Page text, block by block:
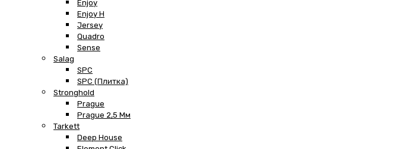
Enjoy
Enjoy H
Jersey
Quadro
Sense
Salag
SPC
SPC (плитка)
Stronghold
Prague
Prague 2,5 Мм
Tarkett
Deep House